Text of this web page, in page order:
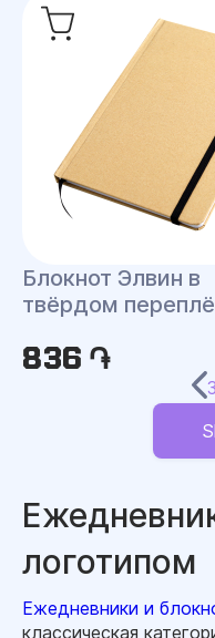
Блокнот Элвин в
твёрдом
836 ֏
логотипом
Ежедневники и
классическая